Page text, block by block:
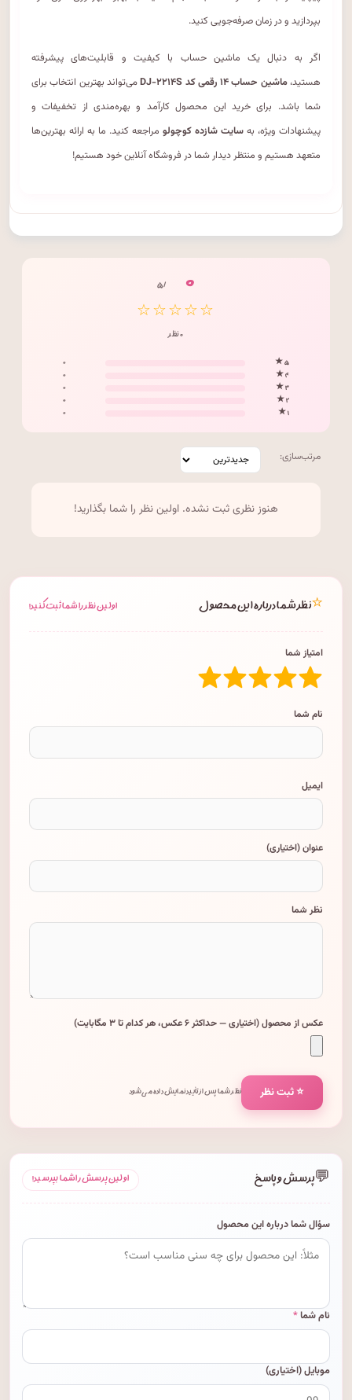
بپردازید و در زمان صرفه‌جویی کنید.
اگر به دنبال یک ماشین حساب با کیفیت و قابلیت‌های پیشرفته
هستید،ماشین حساب ۱۴ رقمی کد DJ-۲۲۱۴S
می‌تواند بهترین انتخاب برای
شما باشد. برای خرید این محصول کارآمد و بهره‌مندی از تخفیفات و
پیشنهادات ویژه، به سایت شازده کوچولو مراجعه کنید. ما به ارائه بهترین‌ها
متعهد هستیم و منتظر دیدار شما در فروشگاه آنلاین خود هستیم!
۰ / ۵
☆☆☆☆☆
۰ نظر
۵ ★
۰
۴ ★
۰
۳ ★
۰
۲ ★
۰
۱ ★
۰
مرتب‌سازی:
هنوز نظری ثبت نشده. اولین نظر را شما بگذارید!
⭐نظر شما درباره این محصول اولین نظر را شما ثبت کنید!
امتیاز شما
نام شما
ایمیل
عنوان (اختیاری)
نظر شما
عکس از محصول (اختیاری — حداکثر ۶ عکس، هر کدام تا ۳ مگابایت)
⭐ ثبت نظر نظر شما پس از تأیید نمایش داده می‌شود.
💬پرسش و پاسخ اولین پرسش را شما بپرسید!
سؤال شما درباره این محصول
نام شما*
موبایل (اختیاری)